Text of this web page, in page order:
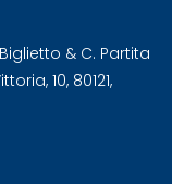
& C. Partita
10, 80121,